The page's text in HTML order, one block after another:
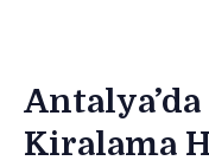
Kiralama